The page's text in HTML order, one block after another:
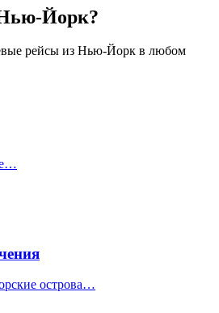
Нью-Йорк?
рейсы из Нью-Йорк в любом
острова…